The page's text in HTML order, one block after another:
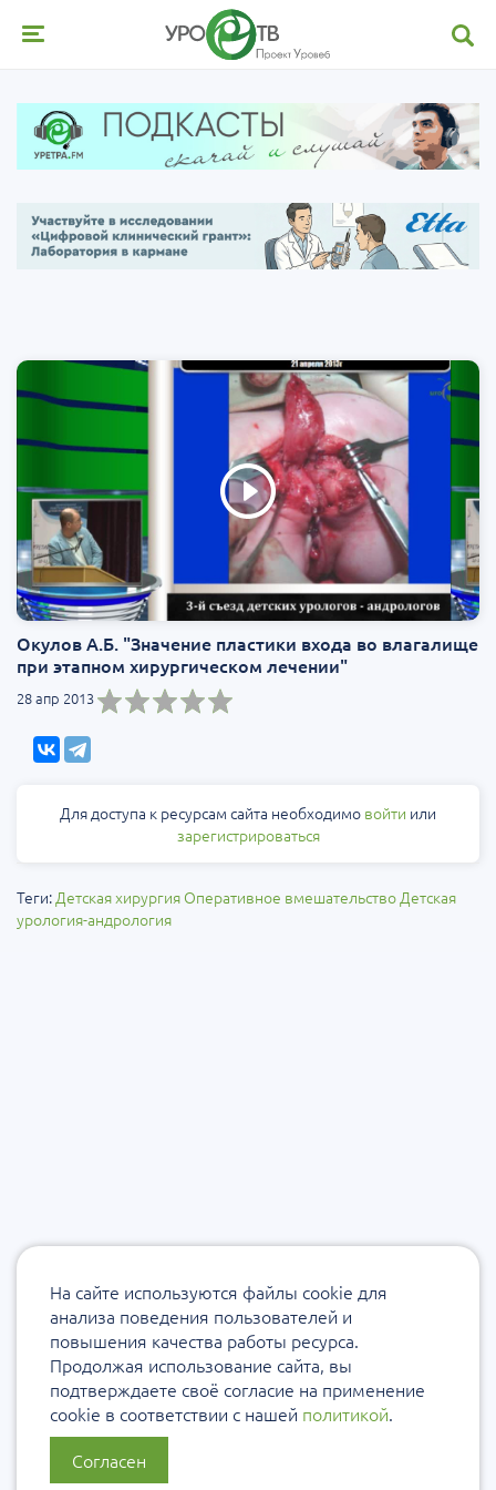
Окулов А.Б. "Значение пластики входа во влагалище
при этапном хирургическом лечении"
28 апр 2013
Для доступа к ресурсам сайта необходимо войти или
зарегистрироваться
Теги:Детская хирургия Оперативное вмешательствоДетская
урология-андрология
На сайте используются файлы cookie для
анализа поведения пользователей и
повышения качества работы ресурса.
Продолжая использование сайта, вы
подтверждаете своё согласие на применение
cookie в соответствии с нашей политикой.
Согласен